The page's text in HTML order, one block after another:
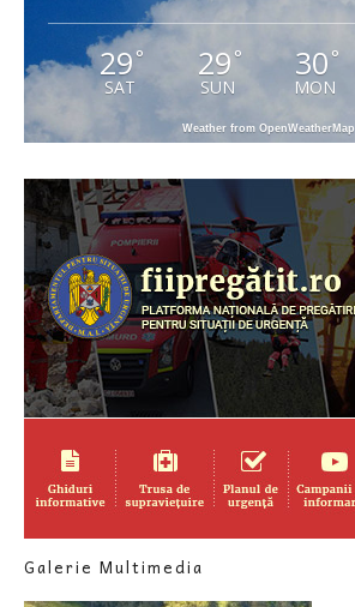
29 °
SAT
29 °
SUN
30°
MON
Weather from OpenWeatherMap
Galerie Multimedia